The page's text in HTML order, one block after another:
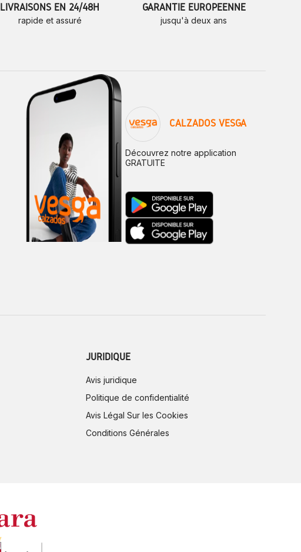
LIVRAISONS EN 24/48H
rapide et assuré
GARANTIE EUROPÉENNE
jusqu'à deux ans
CALZADOS VESGA
Découvrez notre application
GRATUITE
JURIDIQUE
Avis juridique
Politique de confidentialité
Avis Légal Sur les Cookies
Conditions Générales